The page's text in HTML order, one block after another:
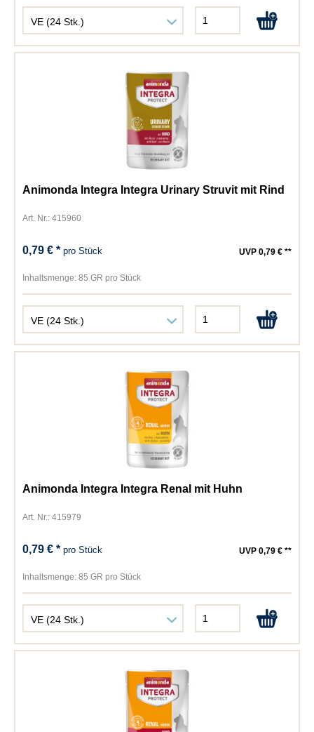
Animonda Integra Integra Urinary Struvit mit Rind
Art. Nr.: 415960
0,79 € *pro Stück UVP 0,79 € **
Inhaltsmenge: 85 GR pro Stück
Animonda Integra Integra Renal mit Huhn
Art. Nr.: 415979
0,79 € *pro Stück UVP 0,79 € **
Inhaltsmenge: 85 GR pro Stück